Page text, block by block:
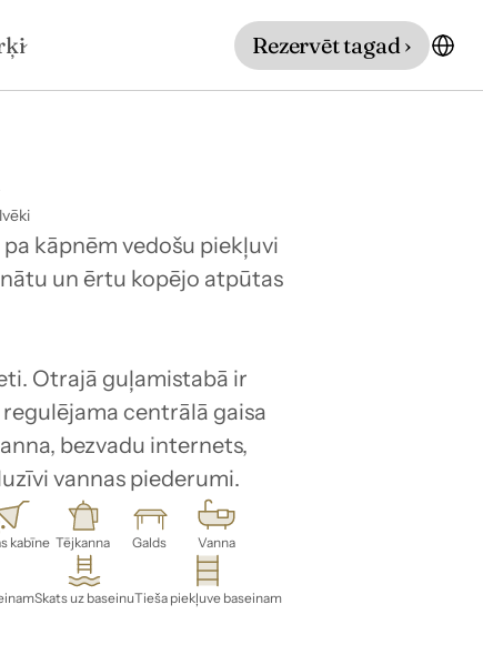
Rezervēt tagad ›
kāpnēm vedošu piekļuvi
un ērtu kopējo atpūtas
Otrajā guļamistabā ir
centrālā gaisa
bezvadu internets,
vannas piederumi.
kabīne Tējkanna Galds Vanna
Skats uz baseinuTieša piekļuve baseinam